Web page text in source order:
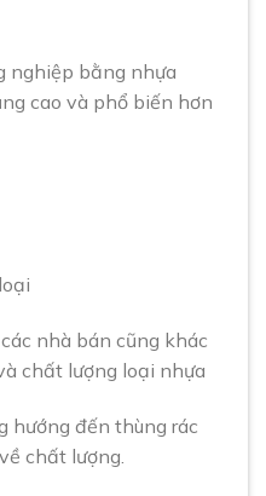
nghiệp bằng nhựa
cao và phổ biến hơn
nhà bán cũng khác
chất lượng loại nhựa
hướng đến thùng rác
chất lượng.